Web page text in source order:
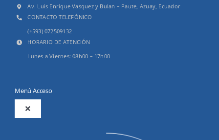
Av. Luis Enrique Vasquez y Bulan – Paute, Azuay, Ecuador
CONTACTO TELEFÓNICO
(+593) 072509132
HORARIO DE ATENCIÓN
Lunes a Viernes: 08h00 – 17h00
Menú Acceso
Toggle